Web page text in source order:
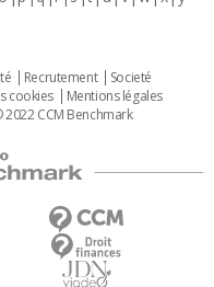
Recrutement
Societé
cookies
Mentions légales
2022 CCM Benchmark